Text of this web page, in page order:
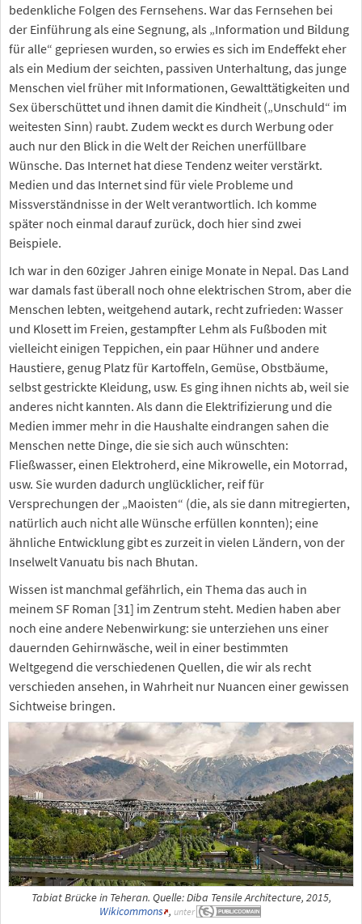
bedenkliche Folgen des Fernsehens. War das Fernsehen bei
der Einführung als eine Segnung, als „Information und Bildung
für alle“ gepriesen wurden, so erwies es sich im Endeffekt eher
als ein Medium der seichten, passiven Unterhaltung, das junge
Menschen viel früher mit Informationen, Gewalttätigkeiten und
Sex überschüttet und ihnen damit die Kindheit („Unschuld“ im
weitesten Sinn) raubt. Zudem weckt es durch Werbung oder
auch nur den Blick in die Welt der Reichen unerfüllbare
Wünsche. Das Internet hat diese Tendenz weiter verstärkt.
Medien und das Internet sind für viele Probleme und
Missverständnisse in der Welt verantwortlich. Ich komme
später noch einmal darauf zurück, doch hier sind zwei
Beispiele.
Ich war in den 60ziger Jahren einige Monate in Nepal. Das Land
war damals fast überall noch ohne elektrischen Strom, aber die
Menschen lebten, weitgehend autark, recht zufrieden: Wasser
und Klosett im Freien, gestampfter Lehm als Fußboden mit
vielleicht einigen Teppichen, ein paar Hühner und andere
Haustiere, genug Platz für Kartoffeln, Gemüse, Obstbäume,
selbst gestrickte Kleidung, usw. Es ging ihnen nichts ab, weil sie
anderes nicht kannten. Als dann die Elektrifizierung und die
Medien immer mehr in die Haushalte eindrangen sahen die
Menschen nette Dinge, die sie sich auch wünschten:
Fließwasser, einen Elektroherd, eine Mikrowelle, ein Motorrad,
usw. Sie wurden dadurch unglücklicher, reif für
Versprechungen der „Maoisten“ (die, als sie dann mitregierten,
natürlich auch nicht alle Wünsche erfüllen konnten); eine
ähnliche Entwicklung gibt es zurzeit in vielen Ländern, von der
Inselwelt Vanuatu bis nach Bhutan.
Wissen ist manchmal gefährlich, ein Thema das auch in
meinem SF Roman [31] im Zentrum steht. Medien haben aber
noch eine andere Nebenwirkung: sie unterziehen uns einer
dauernden Gehirnwäsche, weil in einer bestimmten
Weltgegend die verschiedenen Quellen, die wir als recht
verschieden ansehen, in Wahrheit nur Nuancen einer gewissen
Sichtweise bringen.
Tabiat Brücke in Teheran. Quelle: Diba Tensile Architecture, 2015,
Wikicommons , unter